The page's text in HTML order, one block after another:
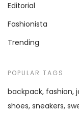
Editorial
Fashionista
Trending
POPULAR TAGS
backpack fashion
shoes sneakers